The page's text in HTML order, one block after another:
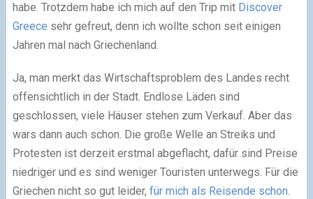
habe. Trotzdem habe ich mich auf den Trip mit Discover
Greece sehr gefreut, denn ich wollte schon seit einigen
Jahren mal nach Griechenland.
Ja, man merkt das Wirtschaftsproblem des Landes recht
offensichtlich in der Stadt. Endlose Läden sind
geschlossen, viele Häuser stehen zum Verkauf. Aber das
wars dann auch schon. Die große Welle an Streiks und
Protesten ist derzeit erstmal abgeflacht, dafür sind Preise
niedriger und es sind weniger Touristen unterwegs. Für die
Griechen nicht so gut leider, für mich als Reisende schon.